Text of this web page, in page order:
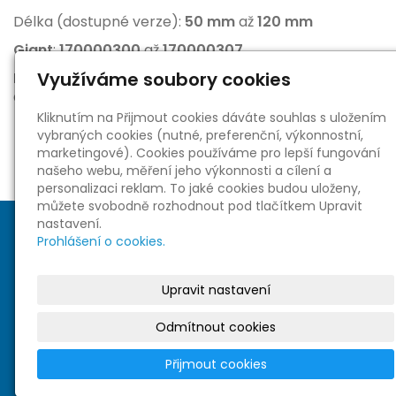
Délka (dostupné verze): 50 mmaž120 mm
Giant:170000300až170000307
Poznámka
Originální zákaznické "krabicové" balení.
Sociální sítě
Využíváme soubory cookies
Kliknutím na Přijmout cookies dáváte souhlas s uložením
vybraných cookies (nutné, preferenční, výkonnostní,
marketingové). Cookies používáme pro lepší fungování
našeho webu, měření jeho výkonnosti a cílení a
personalizaci reklam. To jaké cookies budou uloženy,
můžete svobodně rozhodnout pod tlačítkem Upravit
nastavení.
Prohlášení o cookies.
Upravit nastavení
Odmítnout cookies
Přijmout cookies